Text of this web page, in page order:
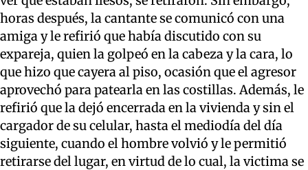
horas después, la cantante se comunicó con una
amiga y le refirió que había discutido con su
expareja, quien la golpeó en la cabeza y la cara, lo
que hizo que cayera al piso, ocasión que el agresor
aprovechó para patearla en las costillas. Además, le
refirió que la dejó encerrada en la vivienda y sin el
cargador de su celular, hasta el mediodía del día
siguiente, cuando el hombre volvió y le permitió
retirarse del lugar, en virtud de lo cual, la victima se